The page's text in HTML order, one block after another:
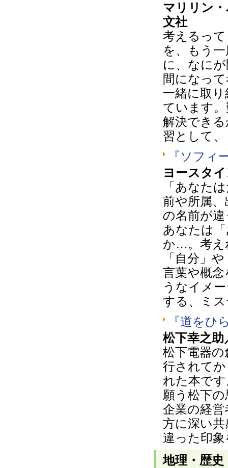
マリリン
文社
考えるっ
を、もう
に、なに
間になっ
一緒に取
ています
解決でき
習として
『ソフィ
ヨースタ
「あなた
前や所属
の名前が
あなたは
か…。考え
「自分」
言葉や概
うなイメ
する、ミ
『道をひ
松下幸之
松下電器
行されて
れた本で
願う松下
企業の経
方に深い
違った印
地理・歴史